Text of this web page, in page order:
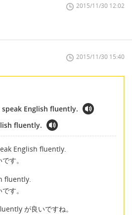
2015/11/30 12:02
2015/11/30 15:40
English fluently.
fluently.
English fluently.
す。
fluently.
す。
が良いですね。